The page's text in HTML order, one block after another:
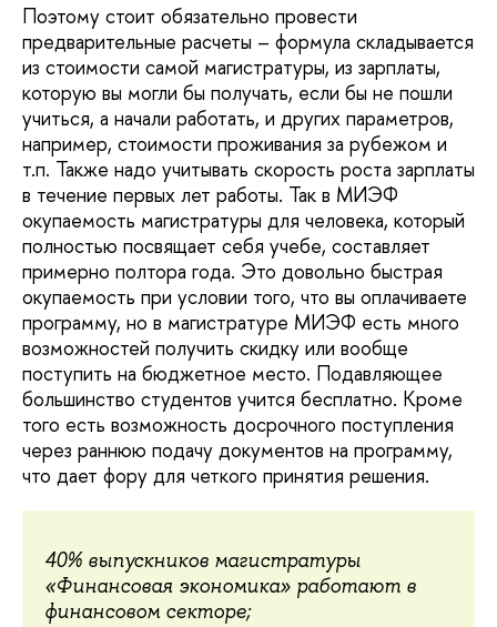
Поэтому стоит обязательно провести
предварительные расчеты – формула складывается
из стоимости самой магистратуры, из зарплаты,
которую вы могли бы получать, если бы не пошли
учиться, а начали работать, и других параметров,
например, стоимости проживания за рубежом и
т.п. Также надо учитывать скорость роста зарплаты
в течение первых лет работы. Так в МИЭФ
окупаемость магистратуры для человека, который
полностью посвящает себя учебе, составляет
примерно полтора года. Это довольно быстрая
окупаемость при условии того, что вы оплачиваете
программу, но в магистратуре МИЭФ есть много
возможностей получить скидку или вообще
поступить на бюджетное место. Подавляющее
большинство студентов учится бесплатно. Кроме
того есть возможность досрочного поступления
через раннюю подачу документов на программу,
что дает фору для четкого принятия решения.
40% выпускников магистратуры
«Финансовая экономика» работают в
финансовом секторе;